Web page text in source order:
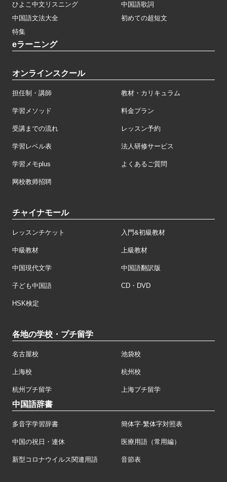
ひよこ中文リスニング
中国語歌詞
中国語文法大全
初めての超短文
特集
eラーニング
オンラインスクール
担任制・講師 教材・カリキュラム
学習メソッド 料金プラン
受講までの流れ レッスン予約
学習レベル表 法人研修サービス
学習メモplus よくあるご質問
网校教师招聘
チャイナモール
レッスンチケット 入門&初級教材
中級教材 上級教材
中国現代文学 中国語翻訳版
子ども中国語 CD・DVD
HSK検定
各地の学校・プチ留学
名古屋校 池袋校
上海校 杭州校
杭州プチ留学 上海プチ留学
中国語辞書
多音字学習辞書 簡体字·繁体字対照表
中国の祝日・連休 医療用語（常用編）
新型コロナウイルス関連用語 音節表